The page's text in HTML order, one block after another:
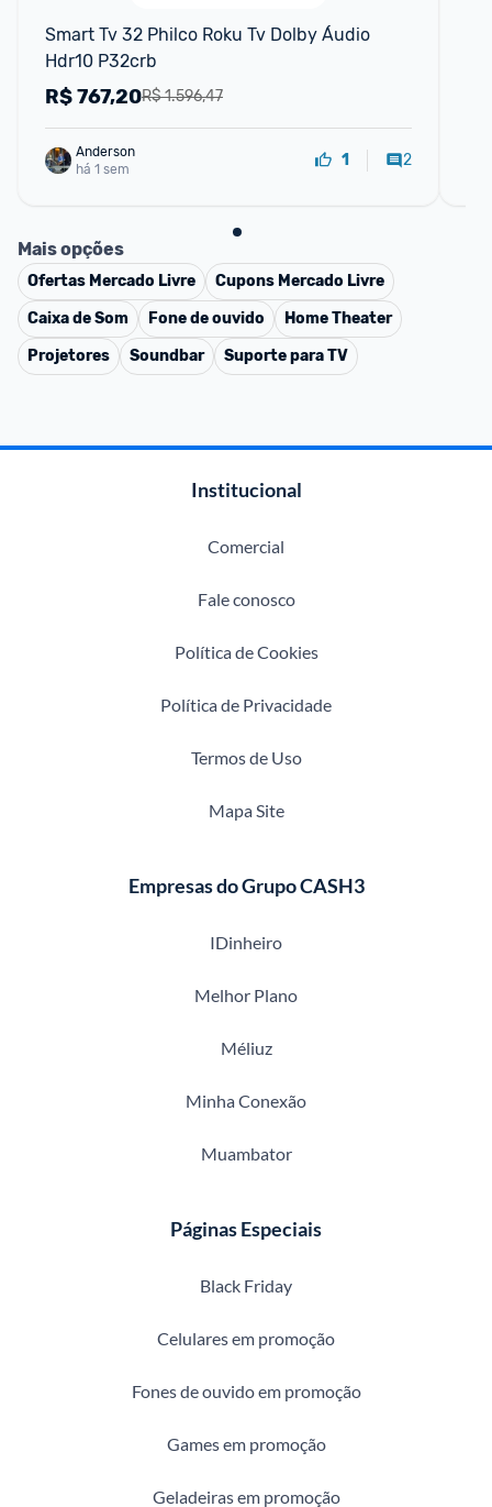
Smart Tv 32 Philco Roku Tv Dolby Áudio
Hdr10 P32crb
R$ 1.596,47
R$767,20
Anderson
há 1 sem
1 2
Mais opções
Ofertas Mercado Livre Cupons Mercado Livre
Caixa de Som
Fone de ouvido
Home Theater
Projetores
Soundbar Suporte para TV
Institucional
Comercial
Fale conosco
Política de Cookies
Política de Privacidade
Termos de Uso
Mapa Site
Empresas do Grupo CASH3
IDinheiro
Melhor Plano
Méliuz
Minha Conexão
Muambator
Páginas Especiais
Black Friday
Celulares em promoção
Fones de ouvido em promoção
Games em promoção
Geladeiras em promoção